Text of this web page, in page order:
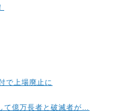
で上場廃止に
て億万長者と破滅者が…